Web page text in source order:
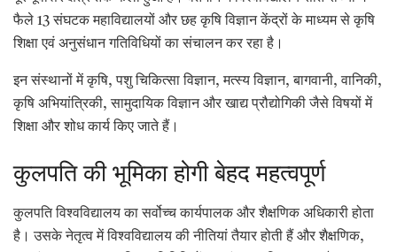
फैले 13 संघटक महाविद्यालयों और छह कृषि विज्ञान केंद्रों के माध्यम से कृषि
शिक्षा एवं अनुसंधान गतिविधियों का संचालन कर रहा है।
इन संस्थानों में कृषि, पशु चिकित्सा विज्ञान, मत्स्य विज्ञान, बागवानी, वानिकी,
कृषि अभियांत्रिकी, सामुदायिक विज्ञान और खाद्य प्रौद्योगिकी जैसे विषयों में
शिक्षा और शोध कार्य किए जाते हैं।
कुलपति की भूमिका होगी बेहद महत्वपूर्ण
कुलपति विश्वविद्यालय का सर्वोच्च कार्यपालक और शैक्षणिक अधिकारी होता
है। उसके नेतृत्व में विश्वविद्यालय की नीतियां तैयार होती हैं और शैक्षणिक,